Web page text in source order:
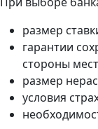
размер
гарантии
стороны
размер
условия